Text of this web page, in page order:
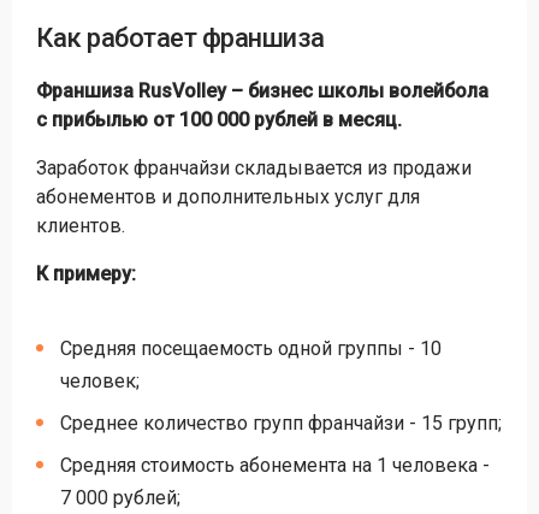
Как работает франшиза
Франшиза RusVolley – бизнес школы волейбола
с прибылью от 100 000 рублей в месяц.
Заработок франчайзи складывается из продажи
абонементов и дополнительных услуг для
клиентов.
К примеру:
Средняя посещаемость одной группы - 10
человек;
Среднее количество групп франчайзи - 15 групп;
Средняя стоимость абонемента на 1 человека -
7 000 рублей;